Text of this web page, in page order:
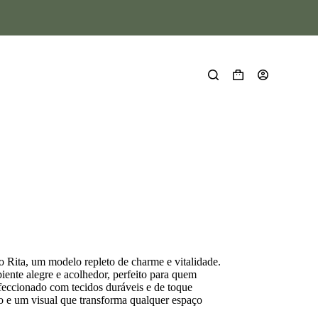
Rita, um modelo repleto de charme e vitalidade.
alegre e acolhedor, perfeito para quem
com tecidos duráveis e de toque
um visual que transforma qualquer espaço